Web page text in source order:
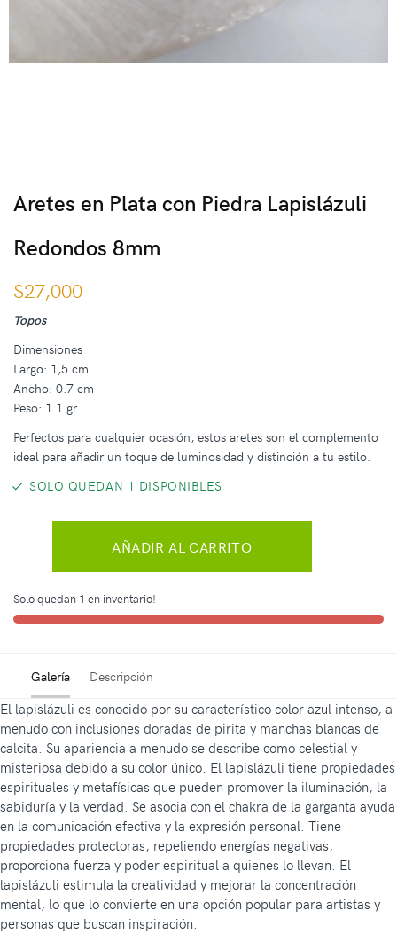
Aretes en Plata con Piedra Lapislázuli
Redondos 8mm
$27,000
Topos
Dimensiones
Largo: 1,5 cm
Ancho: 0.7 cm
Peso: 1.1 gr
Perfectos para cualquier ocasión, estos aretes son el complemento
ideal para añadir un toque de luminosidad y distinción a tu estilo.
SOLO QUEDAN 1 DISPONIBLES
AÑADIR AL CARRITO
Solo quedan 1 en inventario!
Galería Descripción
El lapislázuli es conocido por su característico color azul intenso, a
menudo con inclusiones doradas de pirita y manchas blancas de
calcita. Su apariencia a menudo se describe como celestial y
misteriosa debido a su color único. El lapislázuli tiene propiedades
espirituales y metafísicas que pueden promover la iluminación, la
sabiduría y la verdad. Se asocia con el chakra de la garganta ayuda
en la comunicación efectiva y la expresión personal. Tiene
propiedades protectoras, repeliendo energías negativas,
proporciona fuerza y ​​poder espiritual a quienes lo llevan. El
lapislázuli estimula la creatividad y mejorar la concentración
mental, lo que lo convierte en una opción popular para artistas y
personas que buscan inspiración.